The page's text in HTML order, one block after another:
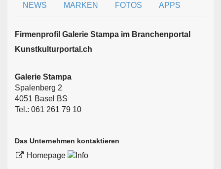
NEWS MARKEN FOTOS APPS
Firmen­profil Galerie Stampa im Branchen­portal
Kunstkulturportal.ch
Galerie Stampa
Spalenberg 2
4051 Basel BS
Tel.: 061 261 79 10
Das Unternehmen kontaktieren
Homepage